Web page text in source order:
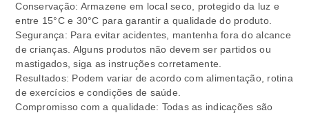
Conservação: Armazene em local seco, protegido da luz e
entre 15°C e 30°C para garantir a qualidade do produto.
Segurança: Para evitar acidentes, mantenha fora do alcance
de crianças. Alguns produtos não devem ser partidos ou
mastigados, siga as instruções corretamente.
Resultados: Podem variar de acordo com alimentação, rotina
de exercícios e condições de saúde.
Compromisso com a qualidade: Todas as indicações são